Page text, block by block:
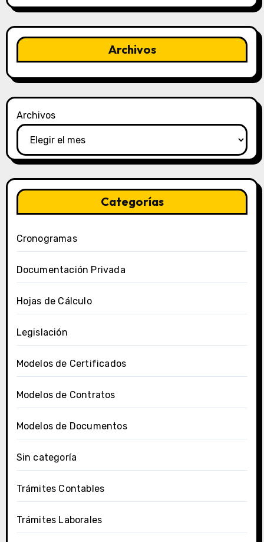
Archivos
Archivos
Categorías
Cronogramas
Documentación Privada
Hojas de Cálculo
Legislación
Modelos de Certificados
Modelos de Contratos
Modelos de Documentos
Sin categoría
Trámites Contables
Trámites Laborales